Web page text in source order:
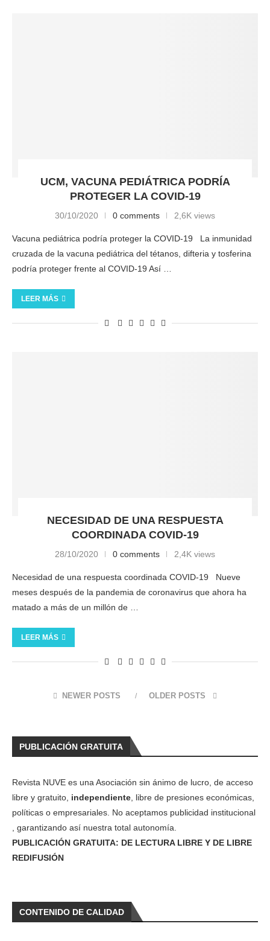
UCM, VACUNA PEDIÁTRICA PODRÍA
PROTEGER LA COVID-19
30/10/2020 0 comments 2,6K views
Vacuna pediátrica podría proteger la COVID-19 La inmunidad
cruzada de la vacuna pediátrica del tétanos, difteria y tosferina
podría proteger frente al COVID-19 Así …
LEER MÁS
NECESIDAD DE UNA RESPUESTA
COORDINADA COVID-19
28/10/2020 0 comments 2,4K views
Necesidad de una respuesta coordinada COVID-19 Nueve
meses después de la pandemia de coronavirus que ahora ha
matado a más de un millón de …
LEER MÁS
NEWER POSTS OLDER POSTS
PUBLICACIÓN GRATUITA
Revista NUVE es una Asociación sin ánimo de lucro, de acceso
libre y gratuito, independiente , libre de presiones económicas,
políticas o empresariales. No aceptamos publicidad institucional
, garantizando así nuestra total autonomía.
PUBLICACIÓN GRATUITA: DE LECTURA LIBRE Y DE LIBRE
REDIFUSIÓN
CONTENIDO DE CALIDAD